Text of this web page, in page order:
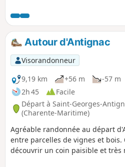
surprises du patrimoine bâti
Réaux.
Autour d'Antignac
Visorandonneur
9,19 km
+56 m
-57 m
2h 45
Facile
Départ à Saint-Georges-
(Charente-Maritime)
Agréable randonnée au départ
entre parcelles de vignes et
découvrir un coin paisible et très